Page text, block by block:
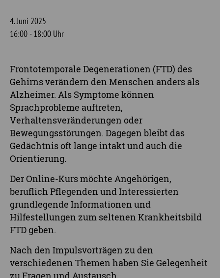
4. Juni 2025
16:00 - 18:00 Uhr
Frontotemporale Degenerationen (FTD) des
Gehirns verändern den Menschen anders als
Alzheimer. Als Symptome können
Sprachprobleme auftreten,
Verhaltensveränderungen oder
Bewegungsstörungen. Dagegen bleibt das
Gedächtnis oft lange intakt und auch die
Orientierung.
Der Online-Kurs möchte Angehörigen,
beruflich Pflegenden und Interessierten
grundlegende Informationen und
Hilfestellungen zum seltenen Krankheitsbild
FTD geben.
Nach den Impulsvorträgen zu den
verschiedenen Themen haben Sie Gelegenheit
zu Fragen und Austausch.